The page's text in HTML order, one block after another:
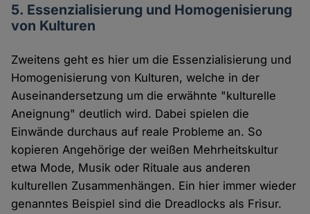
5. Essenzialisierung und Homogenisierung
von Kulturen
Zweitens geht es hier um die Essenzialisierung und
Homogenisierung von Kulturen, welche in der
Auseinandersetzung um die erwähnte "kulturelle
Aneignung" deutlich wird. Dabei spielen die
Einwände durchaus auf reale Probleme an. So
kopieren Angehörige der weißen Mehrheitskultur
etwa Mode, Musik oder Rituale aus anderen
kulturellen Zusammenhängen. Ein hier immer wieder
genanntes Beispiel sind die Dreadlocks als Frisur.